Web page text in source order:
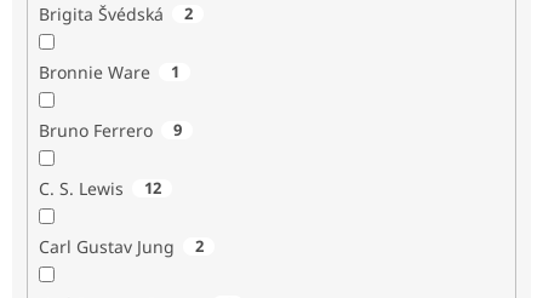
Brigita Švédská 2
Bronnie Ware 1
Bruno Ferrero 9
C. S. Lewis 12
Carl Gustav Jung 2